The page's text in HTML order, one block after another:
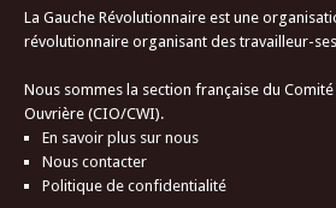
La Gauche Révolutionnaire est une
révolutionnaire organisant des travailleur-
Nous sommes la section française du
Ouvrière (CIO/CWI).
En savoir plus sur nous
Nous contacter
Politique de confidentialité